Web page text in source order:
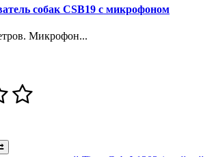
собак CSB19 с микрофоном
Микрофон...